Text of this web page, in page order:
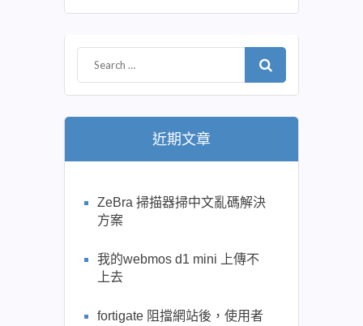
近期文章
ZeBra 掃描器掃中文亂碼解決
方案
我的webmos d1 mini 上傳不
上去
fortigate 阻擋網站後，使用者